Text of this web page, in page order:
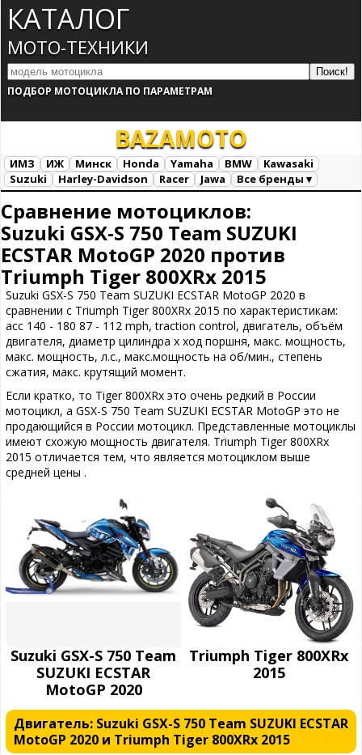
КАТАЛОГ
МОТО-ТЕХНИКИ
ПОДБОР МОТОЦИКЛА ПО ПАРАМЕТРАМ
BAZAMOTO
ИМЗ ИЖ Минск Honda Yamaha BMW
Kawasaki
Suzuki
Harley-Davidson Racer Jawa
Все бренды ▾
Сравнение мотоциклов:
Suzuki GSX-S 750 Team SUZUKI
ECSTAR MotoGP 2020 против
Triumph Tiger 800XRx 2015
Suzuki GSX-S 750 Team SUZUKI ECSTAR MotoGP 2020 в
сравнении с Triumph Tiger 800XRx 2015 по характеристикам:
acc 140 - 180 87 - 112 mph, traction control, двигатель, объём
двигателя, диаметр цилиндра х ход поршня, макс. мощность,
макс. мощность, л.с., макс.мощность на об/мин., степень
сжатия, макс. крутящий момент.
Если кратко, то Tiger 800XRx это очень редкий в России
мотоцикл, а GSX-S 750 Team SUZUKI ECSTAR MotoGP это не
продающийся в России мотоцикл. Представленные мотоциклы
имеют схожую мощность двигателя. Triumph Tiger 800XRx
2015 отличается тем, что является мотоциклом выше
средней цены .
Suzuki GSX-S 750 Team
SUZUKI ECSTAR
MotoGP 2020
Triumph Tiger 800XRx
2015
Двигатель: Suzuki GSX-S 750 Team SUZUKI ECSTAR
MotoGP 2020 и Triumph Tiger 800XRx 2015